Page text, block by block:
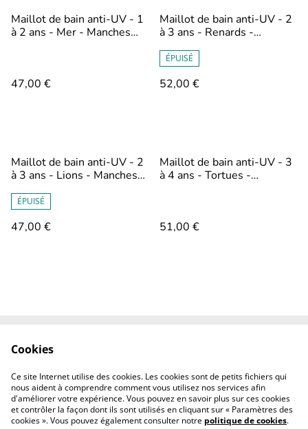
Maillot de bain anti-UV - 1
à 2 ans - Mer - Manches
47,00 €
Maillot de bain anti-UV - 2
à 3 ans - Renards -
à volants
ÉPUISÉ
52,00 €
Maillot de bain anti-UV - 2
à 3 ans - Lions - Manches
ÉPUISÉ
47,00 €
Maillot de bain anti-UV - 3
à 4 ans - Tortues -
51,00 €
professionnels
Cookies
Ce site Internet utilise des cookies. Les cookies sont de petits fichiers qui
nous aident à comprendre comment vous utilisez nos services afin
d'améliorer votre expérience. Vous pouvez en savoir plus sur ces cookies
et contrôler la façon dont ils sont utilisés en cliquant sur « Paramètres des
cookies ». Vous pouvez également consulter notre politique de cookies.